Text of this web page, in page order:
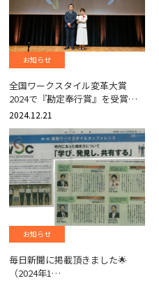
お知らせ
全国ワークスタイル変革大賞
2024で『勘定奉行賞』を受賞…
2024.12.21
お知らせ
毎日新聞に掲載頂きました🌟
（2024年1…